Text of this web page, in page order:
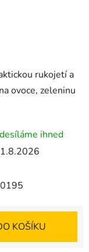
rukojetí a
ovoce, zeleninu
ihned
KOŠÍKU